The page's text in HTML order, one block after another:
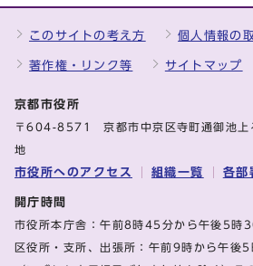
このサイトの考え方 個人情報の
著作権・リンク等 サイトマップ
京都市役所
〒604-8571 京都市中京区寺町通御池上
地
市役所へのアクセス 組織一覧 各部
開庁時間
市役所本庁舎：午前8時45分から午後5
区役所・支所、出張所：午前9時から午後